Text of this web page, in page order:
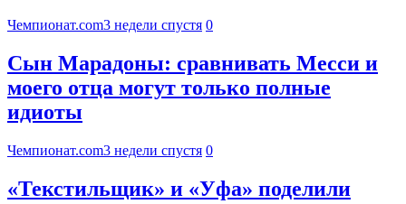
Чемпионат.com3 недели спустя 0
Сын Марадоны: сравнивать Месси и
моего отца могут только полные
идиоты
Чемпионат.com3 недели спустя 0
«Текстильщик» и «Уфа» поделили